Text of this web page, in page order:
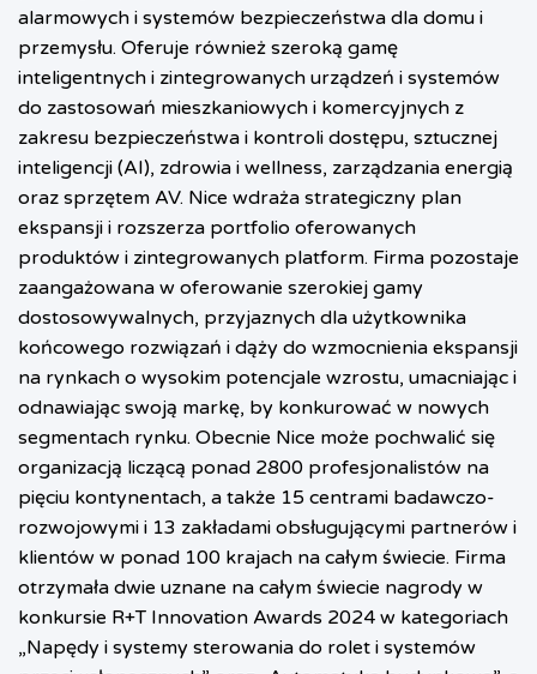
alarmowych i systemów bezpieczeństwa dla domu i
przemysłu. Oferuje również szeroką gamę
inteligentnych i zintegrowanych urządzeń i systemów
do zastosowań mieszkaniowych i komercyjnych z
zakresu bezpieczeństwa i kontroli dostępu, sztucznej
inteligencji (AI), zdrowia i wellness, zarządzania energią
oraz sprzętem AV. Nice wdraża strategiczny plan
ekspansji i rozszerza portfolio oferowanych
produktów i zintegrowanych platform. Firma pozostaje
zaangażowana w oferowanie szerokiej gamy
dostosowywalnych, przyjaznych dla użytkownika
końcowego rozwiązań i dąży do wzmocnienia ekspansji
na rynkach o wysokim potencjale wzrostu, umacniając i
odnawiając swoją markę, by konkurować w nowych
segmentach rynku. Obecnie Nice może pochwalić się
organizacją liczącą ponad 2800 profesjonalistów na
pięciu kontynentach, a także 15 centrami badawczo-
rozwojowymi i 13 zakładami obsługującymi partnerów i
klientów w ponad 100 krajach na całym świecie. Firma
otrzymała dwie uznane na całym świecie nagrody w
konkursie R+T Innovation Awards 2024 w kategoriach
„Napędy i systemy sterowania do rolet i systemów